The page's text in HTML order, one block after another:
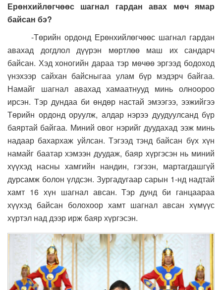
Ерөнхийлөгчөөс шагнал гардан авах мөч ямар
байсан бэ?
-Төрийн ордонд Ерөнхийлөгчөөс шагнал гардан
авахад догдлол дүүрэн мөртлөө маш их сандарч
байсан. Хэд хоногийн дараа тэр мөчөө эргээд бодоход
үнэхээр сайхан байсныгаа улам бүр мэдэрч байгаа.
Намайг шагнал авахад хамаатнууд минь олноороо
ирсэн. Тэр дундаа би өндөр настай эмээгээ, ээжийгээ
Төрийн ордонд оруулж, алдар нэрээ дуудуулсанд бүр
баяртай байгаа. Миний овог нэрийг дуудахад ээж минь
надаар бахархаж уйлсан. Тэгээд тэнд байсан бүх хүн
намайг баатар хэмээн дуудаж, баяр хүргэсэн нь миний
хүүхэд насны хамгийн нандин, гэгээн, мартагдашгүй
дурсамж болон үлдсэн. Зургадугаар сарын 1-нд надтай
хамт 16 хүн шагнал авсан. Тэр дунд би ганцаараа
хүүхэд байсан болохоор хамт шагнал авсан хүмүүс
хүртэл над дээр ирж баяр хүргэсэн.